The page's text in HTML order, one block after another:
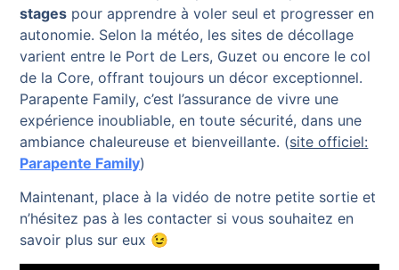
stages pour apprendre à voler seul et progresser en
autonomie. Selon la météo, les sites de décollage
varient entre le Port de Lers, Guzet ou encore le col
de la Core, offrant toujours un décor exceptionnel.
Parapente Family, c’est l’assurance de vivre une
expérience inoubliable, en toute sécurité, dans une
ambiance chaleureuse et bienveillante. (site officiel:
Parapente Family)
Maintenant, place à la vidéo de notre petite sortie et
n’hésitez pas à les contacter si vous souhaitez en
savoir plus sur eux 😉